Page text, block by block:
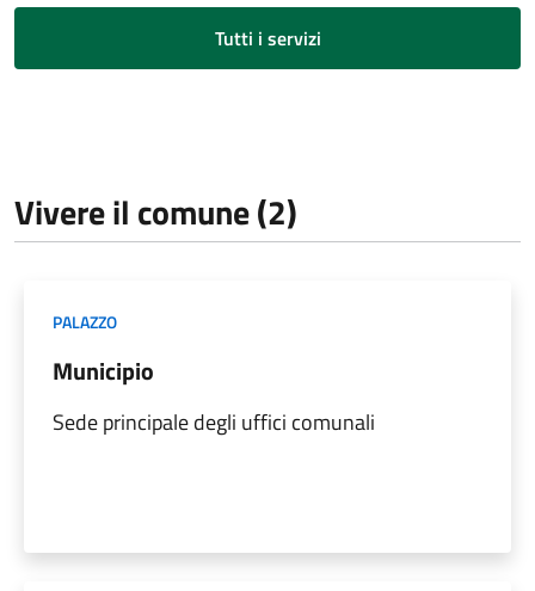
Tutti i servizi
Vivere il comune (2)
PALAZZO
Municipio
Sede principale degli uffici comunali